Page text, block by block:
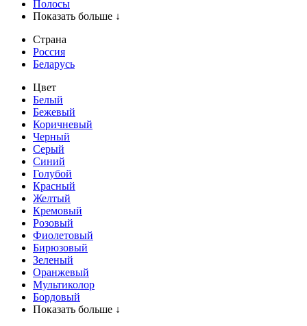
Полосы
Показать больше ↓
Страна
Россия
Беларусь
Цвет
Белый
Бежевый
Коричневый
Черный
Серый
Синий
Голубой
Красный
Желтый
Кремовый
Розовый
Фиолетовый
Бирюзовый
Зеленый
Оранжевый
Мультиколор
Бордовый
Показать больше ↓